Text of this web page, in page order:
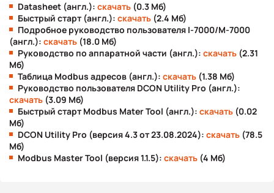
Datasheet (англ.): скачать (0.3 Мб)
Быстрый старт (англ.): скачать (2.4 Мб)
Подробное руководство пользователя I-7000/M-7000
(англ.): скачать (18.0 Мб)
Руководство по аппаратной части (англ.): скачать (2.31
Мб)
Таблица Modbus адресов (англ.): скачать (1.38 Мб)
Руководство пользователя DCON Utility Pro (англ.):
скачать (3.09 Мб)
Быстрый старт Modbus Mater Tool (англ.): скачать (0.02
Мб)
DCON Utility Pro (версия 4.3 от 23.08.2024): скачать (78.5
Мб)
Modbus Master Tool (версия 1.1.5): скачать (4 Мб)